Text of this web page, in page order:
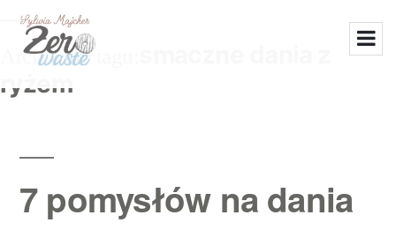
Archiwum tagu:
ryżem
7 pomysłów na dania